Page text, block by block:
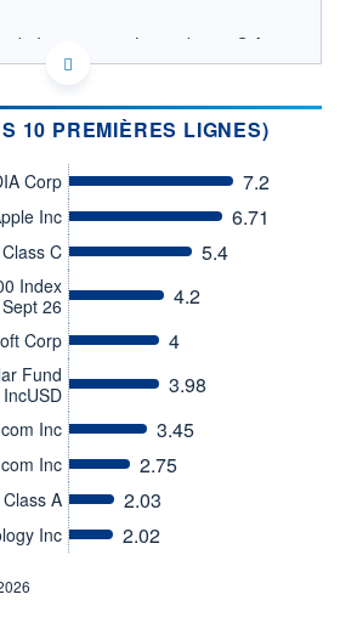
Investments Luxembourg S.A.
CONNU AU 06/08/2026
11,5
0%
BOURSOVIE LUX
BOURSOVIE
10 PREMIÈRES LIGNES)
Corp 7.2
Inc 6.71
C 5.4
Index
26
4.2
Corp 4
Fund
3.98
Inc 3.45
Inc 2.75
A 2.03
Inc 2.02